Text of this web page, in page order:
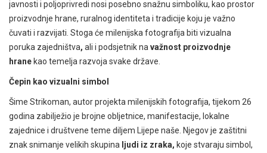
javnosti i poljoprivredi nosi posebno snažnu simboliku, kao prostor
proizvodnje hrane, ruralnog identiteta i tradicije koju je važno
čuvati i razvijati. Stoga će milenijska fotografija biti vizualna
poruka zajedništva, ali i podsjetnik na važnost proizvodnje
hrane kao temelja razvoja svake države.
Čepin kao vizualni simbol
Šime Strikoman, autor projekta milenijskih fotografija, tijekom 26
godina zabilježio je brojne obljetnice, manifestacije, lokalne
zajednice i društvene teme diljem Lijepe naše. Njegov je zaštitni
znak snimanje velikih skupina ljudi iz zraka, koje stvaraju simbol,